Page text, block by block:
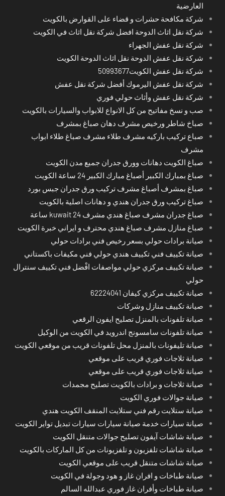
العارضية
شركة مكافحة حشرات و قضاء على القوارض بالكويت
شركة نقل اثاث الدوحة افضل شركة نقل اثاث في الكويت
شركة نقل عفش الجهراء
شركة نقل عفش الدوحة نقل اثاث الدوحة الكويت
شركة نقل عفش الكويت50993677
شركة نقل عفش اليرموك أفضل شركة نقل عفش
شركة نقل عفش وأثاث حولي فوري
صب و نسخ مفاتيح من كل الانواع للابواب والسيارات بالكويت
صباخ شاطر ورخيص مشرف دهان صباغ بمشرف
صباع تركيب باركيه مشرف طلاء مشرف صباغ طلاء ابواب
مشرف
صباغ الكويت دهانات وورق جدران جميع مدن الكويت
صباغ بمبارك الكبير أصباغ مبارك الكبير 24 ساعة الكويت
صباغ بمشرف أصباغ مشرف تركيب ورق جدران جبس بورد
صباغ تركيب ورق جدران هندي و دهانات اصلية بالكويت
صباغ جدران مشرف صباغ هندي مشرف kuwait 24 ساعة
صباغ منازل مشرف صباغ هندي محترف و ايراني خبرة الكويت
صيانة برادات حولي بسعر رخيص فني برادات حولي
صيانة تكييف فني تكييف هندي حولي فني مكيفات باكستاني
صيانة تكييف مركزي حولي مواصفات افْضل فني تكييف سنترال
حولي
صيانة تكييف مركزي كيفان 62224041
صيانة تكييف منازل وشركات
صيانة تلفونات بالمنزل تصليح ايفون الرقعي
صيانة تلفونات سامسونج اندرويد في الكويت من الوكيل
صيانة تليفونات بالمنزل محل تلفونات قريب من موقعي الكويت
صيانة ثلاجات فوري قريب على موقعي
صيانة ثلاجات فوري قريب على موقعي
صيانة ثلاجات و برادات بالكويت تصليح مجمدات
صيانة جوالات فوري الكويت
صيانة ستلايت رقم فني ستلايت المنقف الكويت هندي
صيانة سيارات خدمة صيانة سيارات سيارات تبديل تواير الكويت
صيانة شاشات آيفون تصليح جوالات متنقل الكويت
صيانة شاشات تلفزيون و تلفزيونات من كل الماركات بالكويت
صيانة شاشات متنقل قريب على موقعي الكويت
صيانة طباخات و افران غاز و هود وجولة في الكويت
صيانة طباخات وأفران غاز فوري عبدالله السالم